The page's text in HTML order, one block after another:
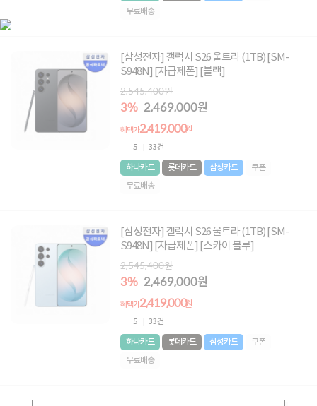
무료배송
[삼성전자] 갤럭시 S26 울트라 (1TB) [SM-
S948N] [자급제폰] [블랙]
2,545,400원
3% 2,469,000원
혜택가2,419,000원
5 33건
하나카드 롯데카드 삼성카드
쿠폰
무료배송
[삼성전자] 갤럭시 S26 울트라 (1TB) [SM-
S948N] [자급제폰] [스카이 블루]
2,545,400원
3% 2,469,000원
혜택가2,419,000원
5 33건
하나카드 롯데카드 삼성카드
쿠폰
무료배송